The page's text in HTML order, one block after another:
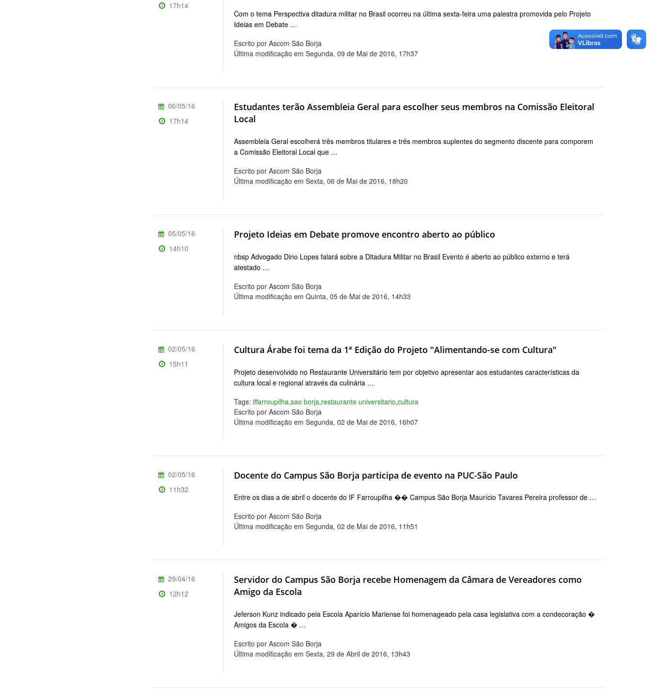
Com o tema Perspectiva ditadura militar no Brasil ocorreu na última sexta-feira uma palestra promovida pelo Projeto
Ideias em Debate …
Escrito por Ascom São Borja
Última modificação em Segunda, 09 de Mai de 2016, 17h37
17h14
Estudantes terão Assembleia Geral para escolher seus membros na Comissão Eleitoral
Local
Assembleia Geral escolherá três membros titulares e três membros suplentes do segmento discente para comporem
a Comissão Eleitoral Local que …
Escrito por Ascom São Borja
Última modificação em Sexta, 06 de Mai de 2016, 18h20
06/05/16
17h14
Projeto Ideias em Debate promove encontro aberto ao público
nbsp Advogado Dino Lopes falará sobre a Ditadura Militar no Brasil Evento é aberto ao público externo e terá
atestado …
Escrito por Ascom São Borja
Última modificação em Quinta, 05 de Mai de 2016, 14h33
05/05/16
14h10
Cultura Árabe foi tema da 1ª Edição do Projeto "Alimentando-se com Cultura"
Projeto desenvolvido no Restaurante Universitário tem por objetivo apresentar aos estudantes características da
cultura local e regional através da culinária …
Tags:iffarroupilha,sao borja,restaurante universitario,cultura
Escrito por Ascom São Borja
Última modificação em Segunda, 02 de Mai de 2016, 16h07
02/05/16
15h11
Docente do Campus São Borja participa de evento na PUC-São Paulo
Entre os dias a de abril o docente do IF Farroupilha �� Campus São Borja Maurício Tavares Pereira professor de …
Escrito por Ascom São Borja
Última modificação em Segunda, 02 de Mai de 2016, 11h51
02/05/16
11h32
Servidor do Campus São Borja recebe Homenagem da Câmara de Vereadores como
Amigo da Escola
Jeferson Kunz indicado pela Escola Aparício Mariense foi homenageado pela casa legislativa com a condecoração �
Amigos da Escola � …
Escrito por Ascom São Borja
Última modificação em Sexta, 29 de Abril de 2016, 13h43
29/04/16
12h12